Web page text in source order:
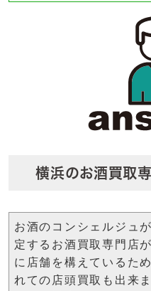
横浜のお酒買取
お酒のコンシェルジュ
定するお酒買取専門店
に店舗を構えているた
れての店頭買取も出来